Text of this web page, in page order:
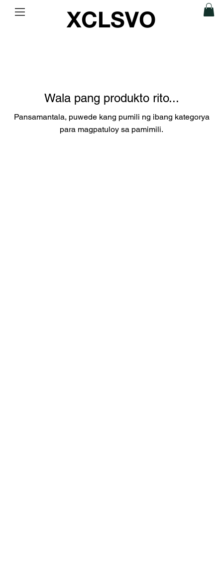
XCLSVO
Wala pang produkto rito...
Pansamantala, puwede kang pumili ng ibang kategorya
para magpatuloy sa pamimili.